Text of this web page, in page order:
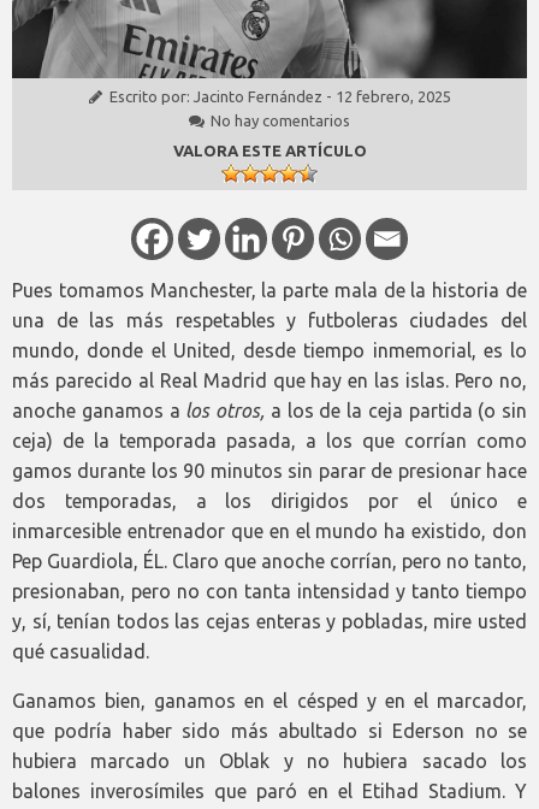
Escrito por: Jacinto Fernández - 12 febrero, 2025
No hay comentarios
VALORA ESTE ARTÍCULO
Pues tomamos Manchester, la parte mala de la historia de
una de las más respetables y futboleras ciudades del
mundo, donde el United, desde tiempo inmemorial, es lo
más parecido al Real Madrid que hay en las islas. Pero no,
anoche ganamos a los otros, a los de la ceja partida (o sin
ceja) de la temporada pasada, a los que corrían como
gamos durante los 90 minutos sin parar de presionar hace
dos temporadas, a los dirigidos por el único e
inmarcesible entrenador que en el mundo ha existido, don
Pep Guardiola, ÉL. Claro que anoche corrían, pero no tanto,
presionaban, pero no con tanta intensidad y tanto tiempo
y, sí, tenían todos las cejas enteras y pobladas, mire usted
qué casualidad.
Ganamos bien, ganamos en el césped y en el marcador,
que podría haber sido más abultado si Ederson no se
hubiera marcado un Oblak y no hubiera sacado los
balones inverosímiles que paró en el Etihad Stadium. Y